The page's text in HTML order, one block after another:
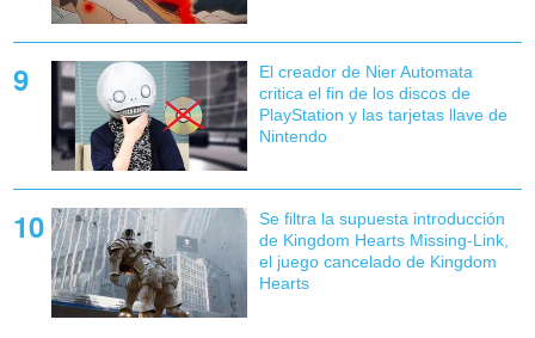
El creador de Nier Automata
critica el fin de los discos de
PlayStation y las tarjetas llave de
Nintendo
Se filtra la supuesta introducción
de Kingdom Hearts Missing-Link,
el juego cancelado de Kingdom
Hearts